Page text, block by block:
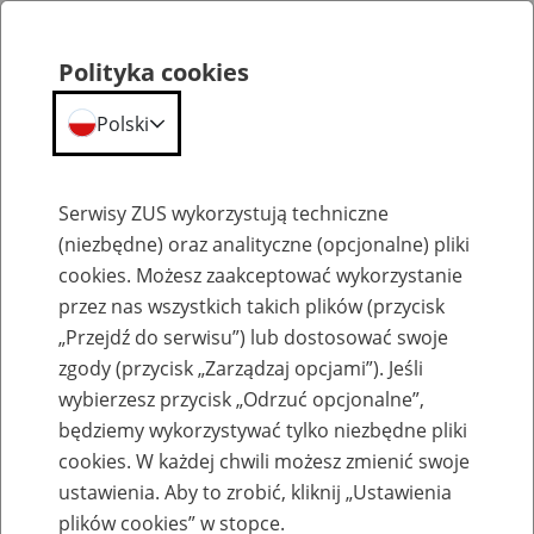
Emerytury
Baza zlikwidowanych lub
przekształconych zakładów pracy
Polityka cookies
Polski
Serwisy ZUS wykorzystują techniczne
(niezbędne) oraz analityczne (opcjonalne) pliki
cookies. Możesz zaakceptować wykorzystanie
przez nas wszystkich takich plików (przycisk
„Przejdź do serwisu”) lub dostosować swoje
zgody (przycisk „Zarządzaj opcjami”). Jeśli
wybierzesz przycisk „Odrzuć opcjonalne”,
będziemy wykorzystywać tylko niezbędne pliki
cookies. W każdej chwili możesz zmienić swoje
ustawienia. Aby to zrobić, kliknij „Ustawienia
plików cookies” w stopce.